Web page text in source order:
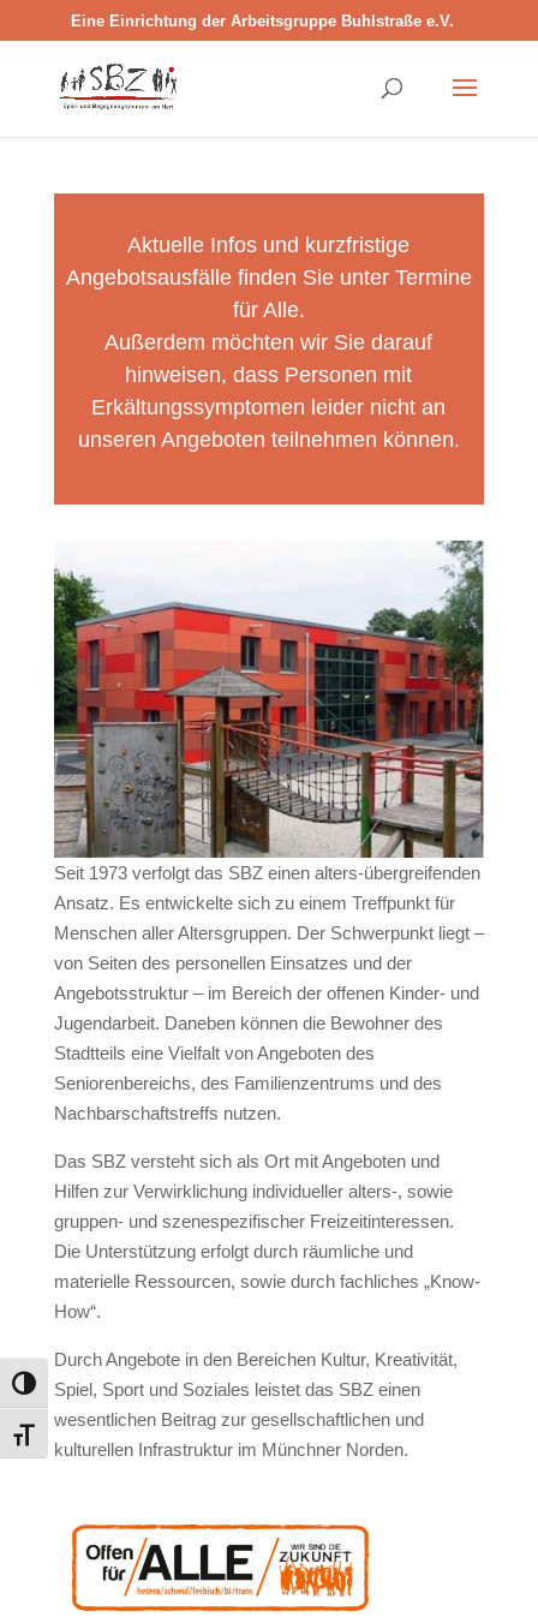
Umschalten auf hohe Kontraste
Schrift vergrößern
Eine Einrichtung der Arbeitsgruppe Buhlstraße e.V.
Aktuelle Infos und kurzfristige
Angebotsausfälle finden Sie unter Termine
für Alle.
Außerdem möchten wir Sie darauf
hinweisen, dass Personen mit
Erkältungssymptomen leider nicht an
unseren Angeboten teilnehmen können.
Seit 1973 verfolgt das SBZ einen alters-übergreifenden
Ansatz. Es entwickelte sich zu einem Treffpunkt für
Menschen aller Altersgruppen. Der Schwerpunkt liegt –
von Seiten des personellen Einsatzes und der
Angebotsstruktur – im Bereich der offenen Kinder- und
Jugendarbeit. Daneben können die Bewohner des
Stadtteils eine Vielfalt von Angeboten des
Seniorenbereichs, des Familienzentrums und des
Nachbarschaftstreffs nutzen.
Das SBZ versteht sich als Ort mit Angeboten und
Hilfen zur Verwirklichung individueller alters-, sowie
gruppen- und szenespezifischer Freizeitinteressen.
Die Unterstützung erfolgt durch räumliche und
materielle Ressourcen, sowie durch fachliches „Know-
How“.
Durch Angebote in den Bereichen Kultur, Kreativität,
Spiel, Sport und Soziales leistet das SBZ einen
wesentlichen Beitrag zur gesellschaftlichen und
kulturellen Infrastruktur im Münchner Norden.